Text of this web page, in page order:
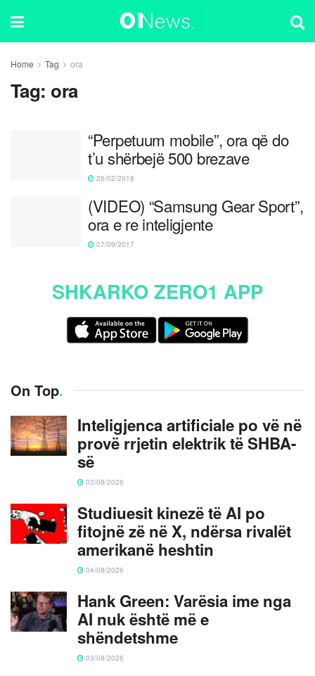
Home Tag ora
Tag: ora
“Perpetuum mobile”, ora që do
t’u shërbejë 500 brezave
26/02/2018
(VIDEO) “Samsung Gear Sport”,
ora e re inteligjente
07/09/2017
SHKARKO ZERO1 APP
On Top.
Inteligjenca artificiale po vë në
provë rrjetin elektrik të SHBA-
së
03/08/2026
Studiuesit kinezë të AI po
fitojnë zë në X, ndërsa rivalët
amerikanë heshtin
04/08/2026
Hank Green: Varësia ime nga
AI nuk është më e
shëndetshme
03/08/2026